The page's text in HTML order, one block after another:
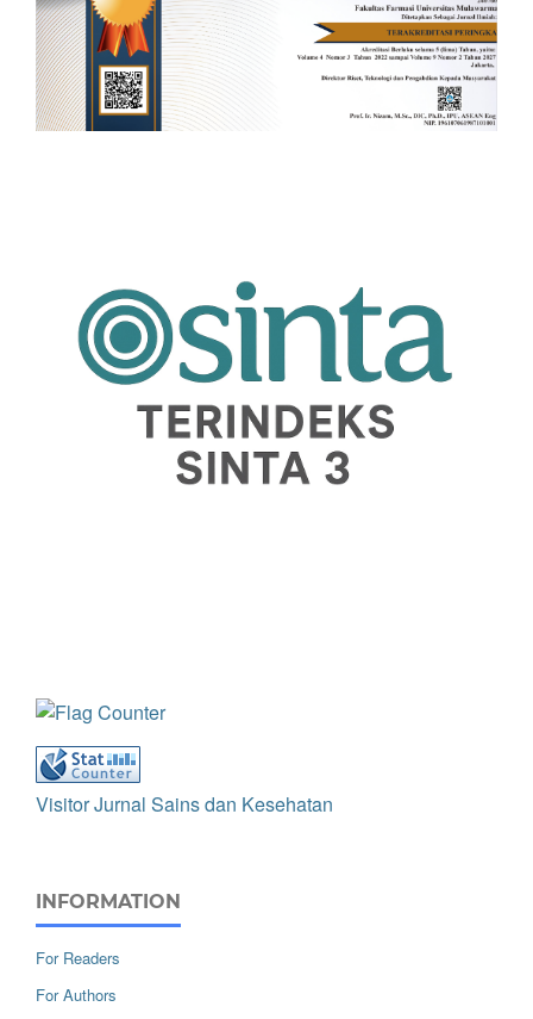
Visitor Jurnal Sains dan Kesehatan
INFORMATION
For Readers
For Authors